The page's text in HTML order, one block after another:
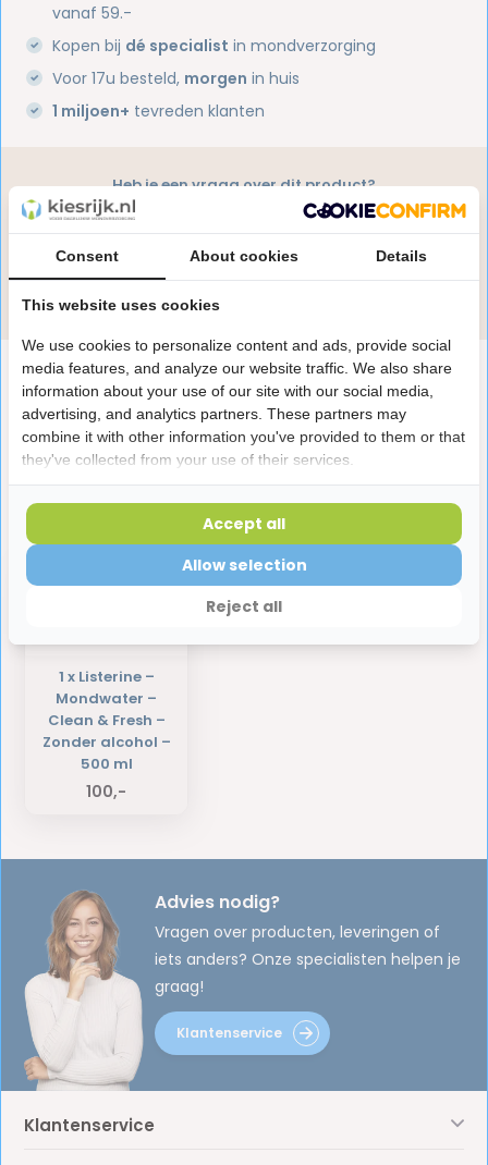
vanaf 59.-
Kopen bij dé specialist in mondverzorging
Voor 17u besteld, morgen in huis
1 miljoen+ tevreden klanten
Productomschrijving
Reviews
Heb je een vraag over dit product?
Onze specialisten helpen je graag! Spreek ons aan
in de chat of stuur een e-mail.
Laatst bekeken producten
1 x Listerine –
Mondwater –
Clean & Fresh –
Zonder alcohol –
500 ml
100,-
Advies nodig?
Vragen over producten, leveringen of
iets anders? Onze specialisten helpen je
graag!
Klantenservice
Klantenservice
Consent About cookies Details
This website uses cookies
We use cookies to personalize content and ads, provide social
media features, and analyze our website traffic. We also share
information about your use of our site with our social media,
advertising, and analytics partners. These partners may
combine it with other information you've provided to them or that
they've collected from your use of their services.
Reject all
Allow selection
Accept all